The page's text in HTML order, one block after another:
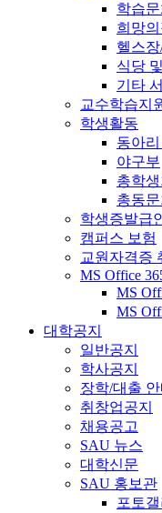
학습
희망의
헬스
식당
기타
교수학습지
학생활동
동아리
야구부
총학생
총동문
학생증발급
캠퍼스 보험
교원자격증
MS Office
MS
MS
대학공지
일반공지
학사공지
장학/대출 안
취창업공지
채용공고
SAU 뉴스
대학신문
SAU 홍보관
포토갤